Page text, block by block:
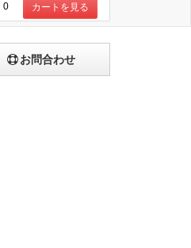
0 カートを見る
お問合わせ